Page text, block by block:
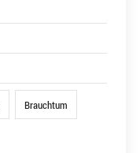
Brauchtum